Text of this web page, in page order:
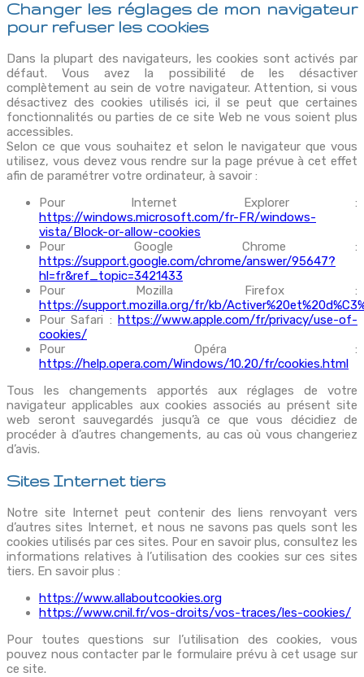
Changer les réglages de mon navigateur
pour refuser les cookies
Dans la plupart des navigateurs, les cookies sont activés par
défaut. Vous avez la possibilité de les désactiver
complètement au sein de votre navigateur. Attention, si vous
désactivez des cookies utilisés ici, il se peut que certaines
fonctionnalités ou parties de ce site Web ne vous soient plus
accessibles.
Selon ce que vous souhaitez et selon le navigateur que vous
utilisez, vous devez vous rendre sur la page prévue à cet effet
afin de paramétrer votre ordinateur, à savoir :
Pour Internet Explorer :
https://windows.microsoft.com/fr-FR/windows-
vista/Block-or-allow-cookies
Pour Google Chrome :
https://support.google.com/chrome/answer/95647?
hl=fr&ref_topic=3421433
Pour Mozilla Firefox :
https://support.mozilla.org/fr/kb/
Pour Safari : https://www.apple.com/fr/privacy/use-of-
cookies/
Pour Opéra :
https://help.opera.com/Windows/10.20/fr/cookies.html
Tous les changements apportés aux réglages de votre
navigateur applicables aux cookies associés au présent site
web seront sauvegardés jusqu’à ce que vous décidiez de
procéder à d’autres changements, au cas où vous changeriez
d’avis.
Sites Internet tiers
Notre site Internet peut contenir des liens renvoyant vers
d’autres sites Internet, et nous ne savons pas quels sont les
cookies utilisés par ces sites. Pour en savoir plus, consultez les
informations relatives à l’utilisation des cookies sur ces sites
tiers. En savoir plus :
https://www.allaboutcookies.org
https://www.cnil.fr/vos-droits/vos-traces/les-cookies/
Pour toutes questions sur l’utilisation des cookies, vous
pouvez nous contacter par le formulaire prévu à cet usage sur
ce site.